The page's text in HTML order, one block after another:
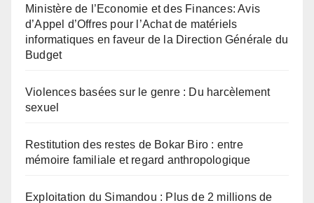
Ministère de l’Economie et des Finances: Avis
d’Appel d’Offres pour l’Achat de matériels
informatiques en faveur de la Direction Générale du
Budget
Violences basées sur le genre : Du harcèlement
sexuel
Restitution des restes de Bokar Biro : entre
mémoire familiale et regard anthropologique
Exploitation du Simandou : Plus de 2 millions de